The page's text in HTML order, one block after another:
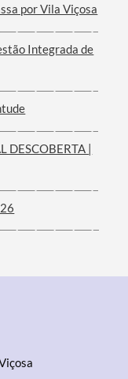
por Vila Viçosa
Integrada de
DESCOBERTA |